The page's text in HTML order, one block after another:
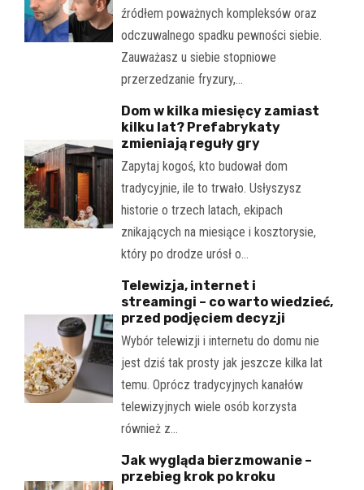
źródłem poważnych kompleksów oraz
odczuwalnego spadku pewności siebie.
Zauważasz u siebie stopniowe
przerzedzanie fryzury,…
Dom w kilka miesięcy zamiast
kilku lat? Prefabrykaty
zmieniają reguły gry
Zapytaj kogoś, kto budował dom
tradycyjnie, ile to trwało. Usłyszysz
historie o trzech latach, ekipach
znikających na miesiące i kosztorysie,
który po drodze urósł o…
Telewizja, internet i
streamingi – co warto wiedzieć,
przed podjęciem decyzji
Wybór telewizji i internetu do domu nie
jest dziś tak prosty jak jeszcze kilka lat
temu. Oprócz tradycyjnych kanałów
telewizyjnych wiele osób korzysta
również z…
Jak wygląda bierzmowanie –
przebieg krok po kroku